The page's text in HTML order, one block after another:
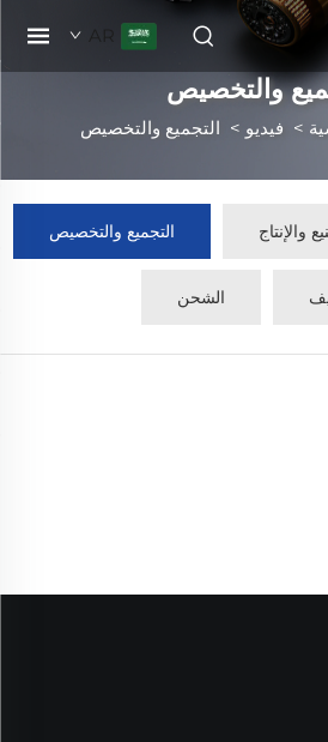
AR
والتخصيص
> فيديو > التجميع والتخصيص
والإنتاج التجميع والتخصيص
الشحن